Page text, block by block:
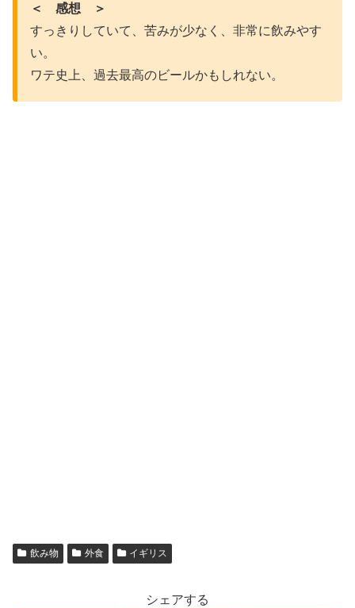
＜ 感想 ＞
すっきりしていて、苦みが少なく、非常に飲みやす
い。
ワテ史上、過去最高のビールかもしれない。
飲み物 外食 イギリス
シェアする